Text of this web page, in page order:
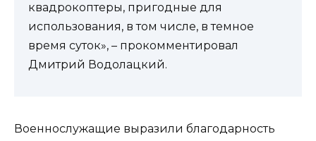
квадрокоптеры, пригодные для
использования, в том числе, в темное
время суток», – прокомментировал
Дмитрий Водолацкий.
Военнослужащие выразили благодарность